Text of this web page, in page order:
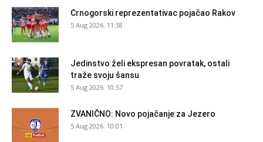
Crnogorski reprezentativac pojačao Rakov
5 Aug 2026. 11:38
Jedinstvo želi ekspresan povratak, ostali
traže svoju šansu
5 Aug 2026. 10:57
ZVANIČNO: Novo pojačanje za Jezero
5 Aug 2026. 10:01